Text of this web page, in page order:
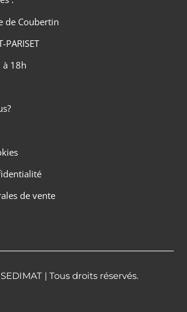
de Coubertin
PARISET
à 18h
de vente
| Tous droits réservés.